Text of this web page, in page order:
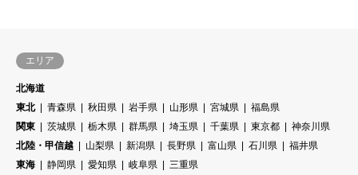
エリア
北海道
東北
青森県 秋田県 岩手県 山形県 宮城県
福島県
関東
茨城県 栃木県 群馬県 埼玉県 千葉県 東京都
神奈川県
北陸・甲信越
山梨県 新潟県 長野県 富山県 石川県
福井県
東海
静岡県 愛知県 岐阜県
三重県